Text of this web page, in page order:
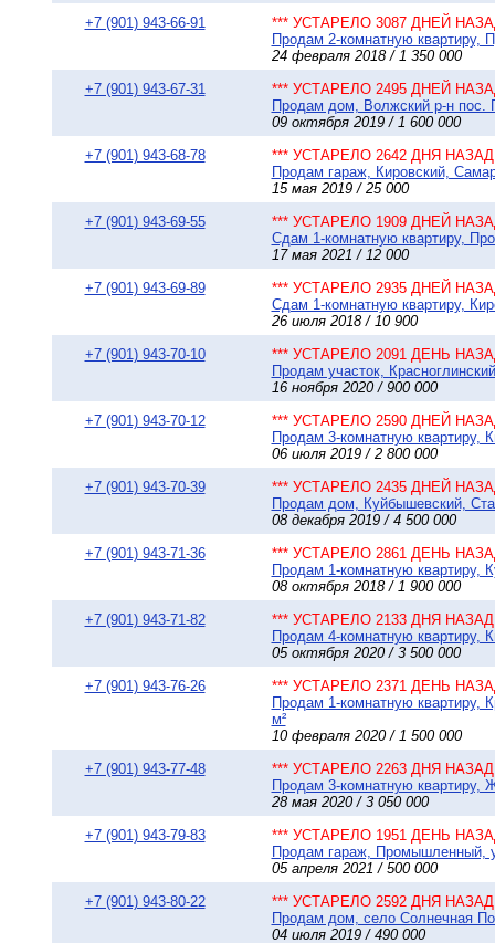
+7 (901) 943-66-91
*** УСТАРЕЛО 3087 ДНЕЙ
Продам 2-комнатную квартиру,
24 февраля 2018 / 1 350 000
+7 (901) 943-67-31
*** УСТАРЕЛО 2495 ДНЕЙ
Продам дом, Волжский р-н пос.
09 октября 2019 / 1 600 000
+7 (901) 943-68-78
*** УСТАРЕЛО 2642 ДНЯ НАЗАД
Продам гараж, Кировский,
15 мая 2019 / 25 000
+7 (901) 943-69-55
*** УСТАРЕЛО 1909 ДНЕЙ
Сдам 1-комнатную квартиру,
17 мая 2021 / 12 000
+7 (901) 943-69-89
*** УСТАРЕЛО 2935 ДНЕЙ
Сдам 1-комнатную квартиру,
26 июля 2018 / 10 900
+7 (901) 943-70-10
*** УСТАРЕЛО 2091 ДЕНЬ
Продам участок,
16 ноября 2020 / 900 000
+7 (901) 943-70-12
*** УСТАРЕЛО 2590 ДНЕЙ
Продам 3-комнатную квартиру,
06 июля 2019 / 2 800 000
+7 (901) 943-70-39
*** УСТАРЕЛО 2435 ДНЕЙ
Продам дом, Куйбышевский,
08 декабря 2019 / 4 500 000
+7 (901) 943-71-36
*** УСТАРЕЛО 2861 ДЕНЬ
Продам 1-комнатную квартиру,
08 октября 2018 / 1 900 000
+7 (901) 943-71-82
*** УСТАРЕЛО 2133 ДНЯ НАЗАД
Продам 4-комнатную квартиру,
05 октября 2020 / 3 500 000
+7 (901) 943-76-26
*** УСТАРЕЛО 2371 ДЕНЬ
Продам 1-комнатную квартиру,
м²
10 февраля 2020 / 1 500 000
+7 (901) 943-77-48
*** УСТАРЕЛО 2263 ДНЯ НАЗАД
Продам 3-комнатную квартиру,
28 мая 2020 / 3 050 000
+7 (901) 943-79-83
*** УСТАРЕЛО 1951 ДЕНЬ
Продам гараж, Промышленный,
05 апреля 2021 / 500 000
+7 (901) 943-80-22
*** УСТАРЕЛО 2592 ДНЯ НАЗАД
Продам дом, село Солнечная
04 июля 2019 / 490 000